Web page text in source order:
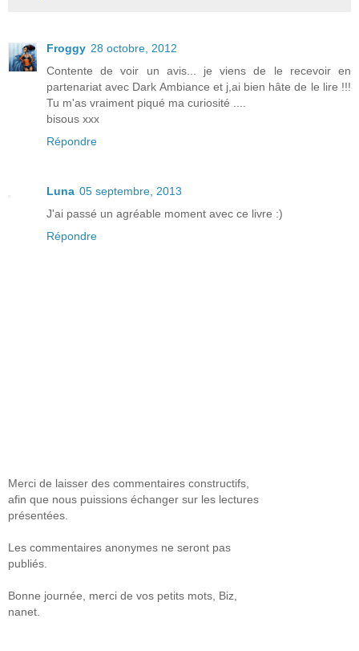
Froggy 28 octobre, 2012
Contente de voir un avis... je viens de le recevoir en
partenariat avec Dark Ambiance et j,ai bien hâte de le lire !!!
Tu m'as vraiment piqué ma curiosité ....
bisous xxx
Répondre
Luna 05 septembre, 2013
J'ai passé un agréable moment avec ce livre :)
Répondre
Merci de laisser des commentaires constructifs,
afin que nous puissions échanger sur les lectures
présentées.
Les commentaires anonymes ne seront pas
publiés.
Bonne journée, merci de vos petits mots, Biz,
nanet.